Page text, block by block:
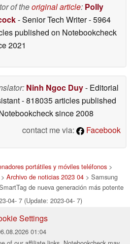
of theoriginal article: Polly
- Senior Tech Writer- 5964
published on Notebookcheck
2021
Ninh Ngoc Duy- Editorial
- 818035 articles published
since 2008
contact me via:
Facebook
portátiles y móviles teléfonos >
> Archivo de noticias 2023 04 > Samsung
de nueva generación más potente
04- 7 (Update: 2023-04- 7)
Settings
01:04